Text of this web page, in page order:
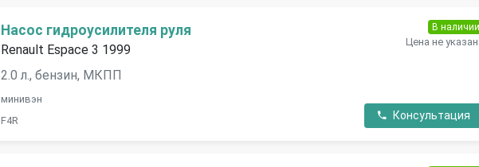
Насос гидроусилителя руля
Renault Espace 3 1999
2.0 л., бензин, МКПП
минивэн
F4R
В наличии
Цена не
Консультация